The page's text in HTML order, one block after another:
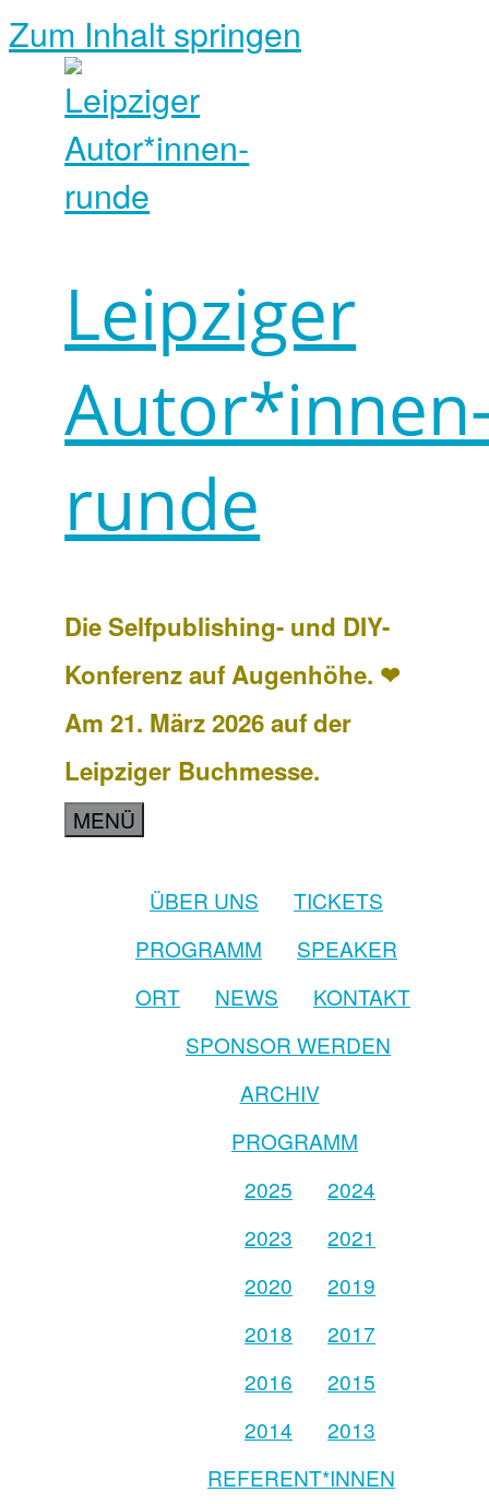
Zum Inhalt springen
Leipziger
runde
Die Selfpublishing- und DIY-
Konferenz auf Augenhöhe. ❤
Am 21. März 2026 auf der
Leipziger Buchmesse.
MENÜ
ÜBER UNS
TICKETS
PROGRAMM
SPEAKER
ORT
NEWS
KONTAKT
SPONSOR WERDEN
ARCHIV
PROGRAMM
2025
2024
2023
2021
2020
2019
2018
2017
2016
2015
2014
2013
REFERENT*INNEN